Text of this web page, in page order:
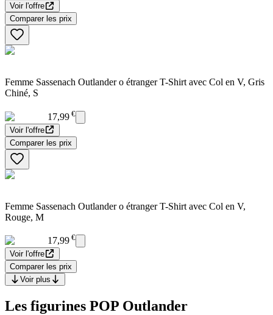
Voir l'offre
Comparer les prix
Femme Sassenach Outlander o étranger T-Shirt avec Col en V, Gris
Chiné, S
17,99 €
Voir l'offre
Comparer les prix
Femme Sassenach Outlander o étranger T-Shirt avec Col en V,
Rouge, M
17,99 €
Voir l'offre
Comparer les prix
Voir plus
Les figurines POP Outlander